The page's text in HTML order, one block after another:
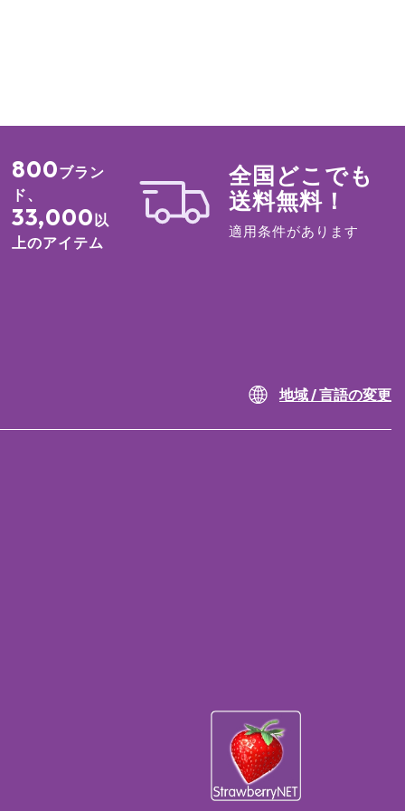
800ブラン
ド、
33,000以
上のアイテム
全国どこでも
送料無料！
適用条件があります
地域 / 言語の変更